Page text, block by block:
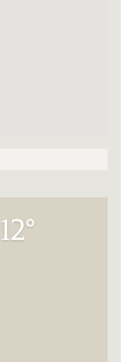
12°